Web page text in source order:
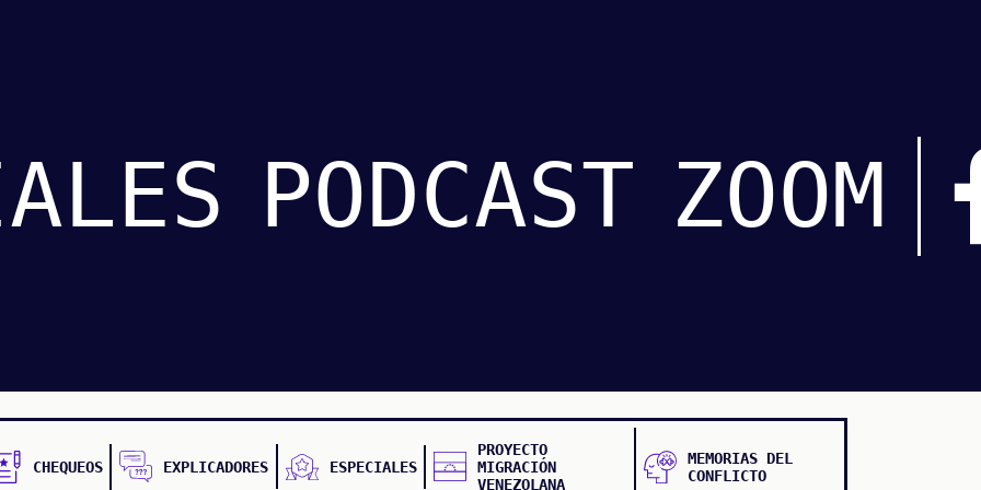
PODCAST ZOOM
CHEQUEOS EXPLICADORES ESPECIALES
PROYECTO
MIGRACIÓN
VENEZOLANA
MEMORIAS DEL
CONFLICTO